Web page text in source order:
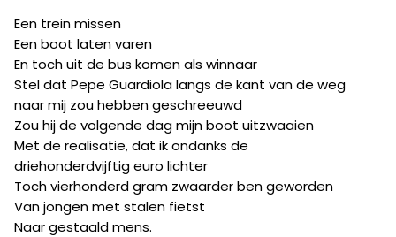
Een trein missen
Een boot laten varen
En toch uit de bus komen als winnaar
Stel dat Pepe Guardiola langs de kant van de weg
naar mij zou hebben geschreeuwd
Zou hij de volgende dag mijn boot uitzwaaien
Met de realisatie, dat ik ondanks de
driehonderdvijftig euro lichter
Toch vierhonderd gram zwaarder ben geworden
Van jongen met stalen fietst
Naar gestaald mens.